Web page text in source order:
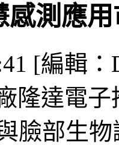
感測應
[編輯
隆達電
臉部生